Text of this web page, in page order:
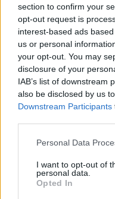
section to confirm your
opt-out request is
interest-based ads
us or personal
your opt-out. You may
disclosure of your
IAB’s list of downstream
also be disclosed by us
Downstream Participants
Personal Data
I want to opt-out of
personal data.
Opted In